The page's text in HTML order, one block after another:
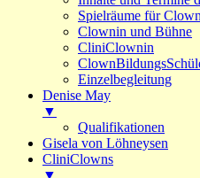
Spielräume für
Clownin und Bühne
CliniClownin
Einzelbegleitung
Denise May
▼
Qualifikationen
Gisela von Löhneysen
CliniClowns
▼